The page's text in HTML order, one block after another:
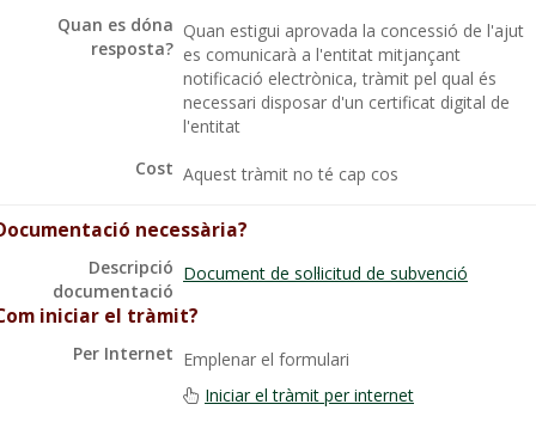
Quan es dóna
resposta?
Quan estigui aprovada la concessió de l'ajut
es comunicarà a l'entitat mitjançant
notificació electrònica, tràmit pel qual és
necessari disposar d'un certificat digital de
l'entitat
Cost Aquest tràmit no té cap cos
necessària?
Descripció
documentació
Document de sol·licitud de subvenció
iniciar el tràmit?
Per Internet Emplenar el formulari
Iniciar el tràmit per internet